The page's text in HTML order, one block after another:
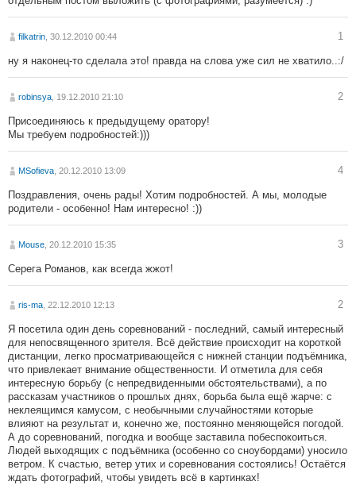
filkatrin, 30.12.2010 00:44 1
ну я наконец-то сделала это! правда на слова уже сил не хватило..:/
robinsya, 19.12.2010 21:10 2
Присоединяюсь к предыдущему оратору!
Мы требуем подробностей:)))
MSofieva, 20.12.2010 13:09 4
Поздравления, очень рады! Хотим подробностей. А мы, молодые
родители - особенно! Нам интересно! :))
Mouse, 20.12.2010 15:35 3
Серега Романов, как всегда жжот!
ris-ma, 22.12.2010 12:13 2
Я посетила один день соревнований - последний, самый интересный
для непосвященного зрителя. Всё действие происходит на короткой
дистанции, легко просматривающейся с нижней станции подъёмника,
что привлекает внимание общественности. И отметила для себя
интересную борьбу (с непредвиденными обстоятельствами), а по
рассказам участников о прошлых днях, борьба была ещё жарче: с
неклеящимся камусом, с необычными случайностями которые
влияют на результат и, конечно же, постоянно меняющейся погодой.
А до соревнований, погодка и вообще заставила побеспокоиться.
Людей выходящих с подъёмника (особенно со сноубордами) уносило
ветром. К счастью, ветер утих и соревнования состоялись! Остаётся
ждать фотографий, чтобы увидеть всё в картинках!